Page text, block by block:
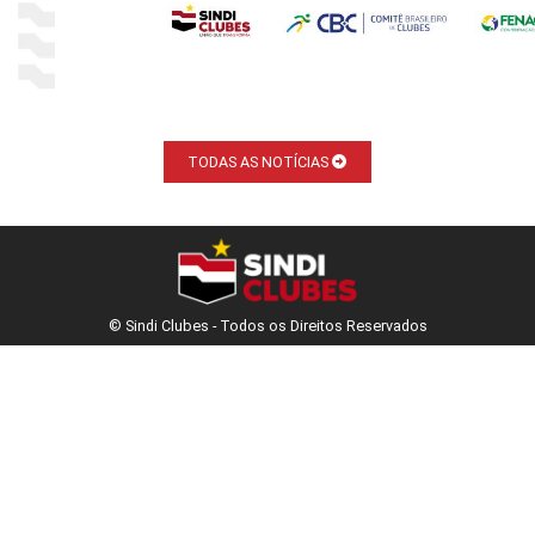
TODAS AS NOTÍCIAS
© Sindi Clubes - Todos os Direitos Reservados